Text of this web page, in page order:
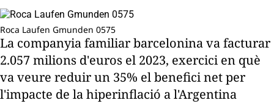
Roca Laufen Gmunden 0575
La companyia familiar barcelonina va facturar
2.057 milions d'euros el 2023, exercici en què
va veure reduir un 35% el benefici net per
l'impacte de la hiperinflació a l'Argentina